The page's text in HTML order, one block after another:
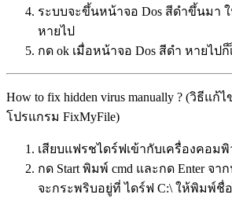
ระบบจะขึ้นหน้าจอ Dos สีดำขึ้นมา ใ
หายไป
กด ok เมื่อหน้าจอ Dos สีดำ หายไป
How to fix hidden virus manually ? (วิธีแก้
โปรแกรม FixMyFile)
เสียบแฟรชไดร์ฟเข้ากับเครื่องคอมพิ
กด Start พิมพ์ cmd และกด Enter จา
จะกระพริบอยู่ที่ ไดร์ฟ C:\ ให้พิมพ์ชื่